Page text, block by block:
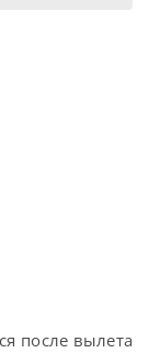
после вылета